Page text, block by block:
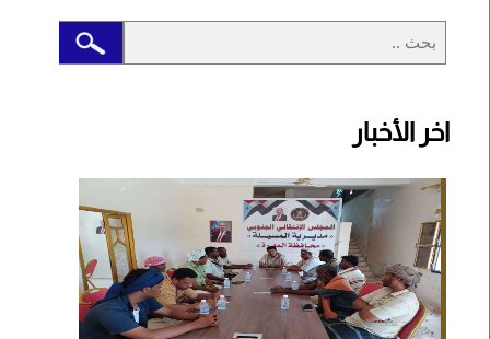
اخر الأخبار